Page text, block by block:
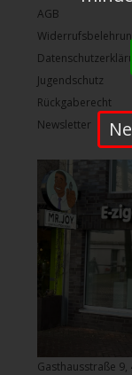
AGB
Jugendschutz
Rückgaberecht
Newsletter
Gasthausstraße 9,